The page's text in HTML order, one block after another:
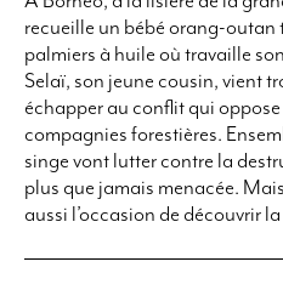
recueille un bébé orang-
palmiers à huile où travaille
Selaï, son jeune cousin, vient
échapper au conflit qui
compagnies forestières.
singe vont lutter contre la
plus que jamais menacée.
aussi l’occasion de découvrir